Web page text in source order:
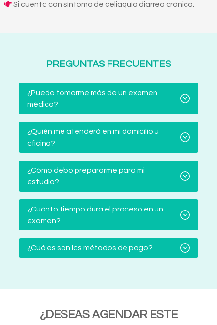
Si cuenta con síntoma de celiaquía diarrea crónica.
PREGUNTAS FRECUENTES
¿Puedo tomarme más de un examen
médico?
¿Quién me atenderá en mi domicilio u
oficina?
¿Cómo debo prepararme para mi
estudio?
¿Cuánto tiempo dura el proceso en un
examen?
¿Cuáles son los métodos de pago?
¿DESEAS AGENDAR ESTE